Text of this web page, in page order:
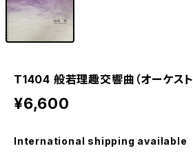
T1404 般若理趣交響曲（オーケス
¥6,600
International shipping available